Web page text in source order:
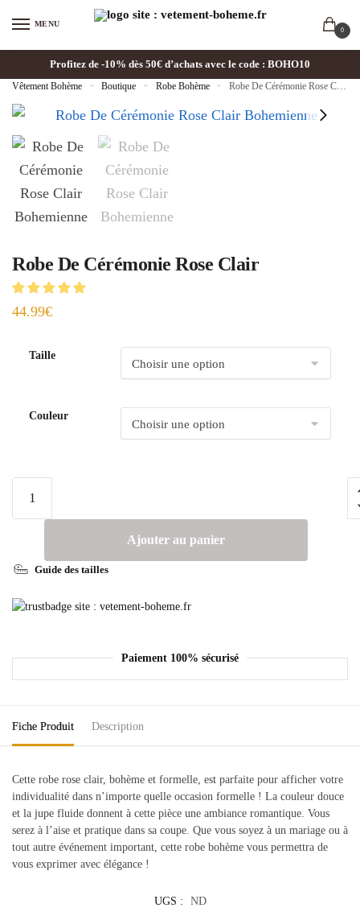
MENU
0
Profitez de -10% dès 50€ d’achats avec le code : BOHO10
Vêtement Bohème » Boutique » Robe Bohème » Robe De Cérémonie Rose Clair
Robe De Cérémonie Rose Clair
44.99€
Taille
Couleur
Ajouter au panier
Guide des tailles
Paiement 100% sécurisé
Fiche Produit Description
Cette robe rose clair, bohème et formelle, est parfaite pour afficher votre
individualité dans n’importe quelle occasion formelle ! La couleur douce
et la jupe fluide donnent à cette pièce une ambiance romantique. Vous
serez à l’aise et pratique dans sa coupe. Que vous soyez à un mariage ou à
tout autre événement important, cette robe bohème vous permettra de
vous exprimer avec élégance !
UGS :
ND